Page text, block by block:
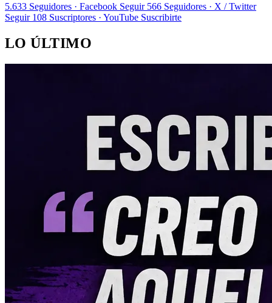
5.633 Seguidores · Facebook Seguir 566 Seguidores · X / Twitter
Seguir 108 Suscriptores · YouTube Suscribirte
LO ÚLTIMO